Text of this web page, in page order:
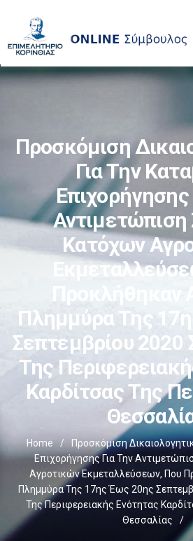
Προσκόμιση
Για Την
Επιχορήγησης
Κατόχων
Προκλήθηκαν
Πλημμύρα Της
Σεπτεμβρίου 2020
Της
Καρδίτσας Της
Home /
Προσκόμιση
Επιχορήγησης Για Την
Αγροτικών Εκμεταλλεύσεων, Που
Πλημμύρα Της 17ης Έως 20ης
Της Περιφερειακής Ενότητας
Θεσσαλίας
/